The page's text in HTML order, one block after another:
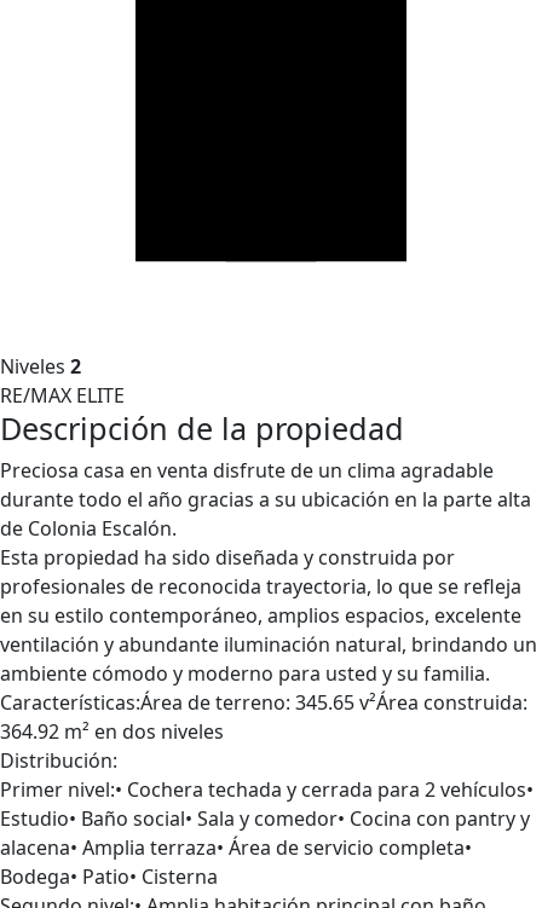
Niveles 2
RE/MAX ELITE
Descripción de la propiedad
Preciosa casa en venta disfrute de un clima agradable
durante todo el año gracias a su ubicación en la parte alta
de Colonia Escalón.
Esta propiedad ha sido diseñada y construida por
profesionales de reconocida trayectoria, lo que se refleja
en su estilo contemporáneo, amplios espacios, excelente
ventilación y abundante iluminación natural, brindando un
ambiente cómodo y moderno para usted y su familia.
Características:Área de terreno: 345.65 v²Área construida:
364.92 m² en dos niveles
Distribución:
Primer nivel:• Cochera techada y cerrada para 2 vehículos•
Estudio• Baño social• Sala y comedor• Cocina con pantry y
alacena• Amplia terraza• Área de servicio completa•
Bodega• Patio• Cisterna